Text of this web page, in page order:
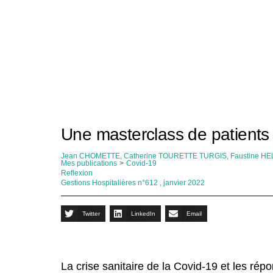
Une masterclass de
Jean CHOMETTE, Catherine TOURETTE TURGIS, Faustine
Mes publications > Covid-19
Reflexion
Gestions Hospitalières n°612 , janvier 2022
Twitter LinkedIn Email
La crise sanitaire de la Covid-19 et les